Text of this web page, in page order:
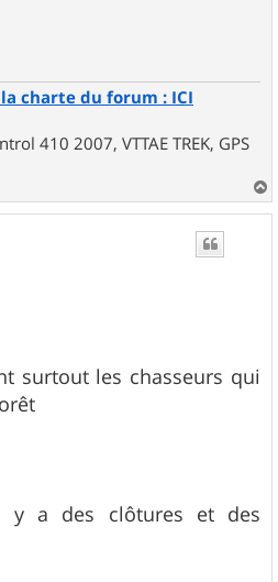
charte du forum : ICI
410 2007, VTTAE TREK, GPS
a
surtout les chasseurs qui
a des clôtures et des